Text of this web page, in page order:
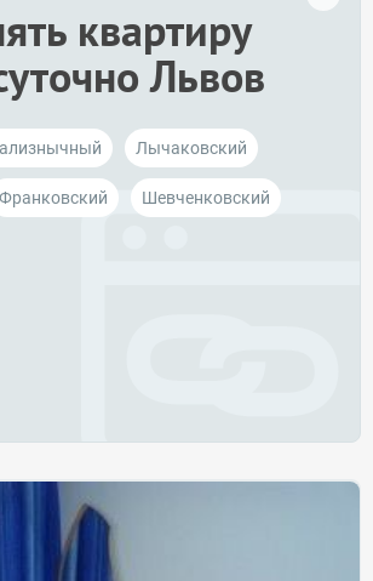
квартиру
Львов
Лычаковский
Франковский Шевченковский